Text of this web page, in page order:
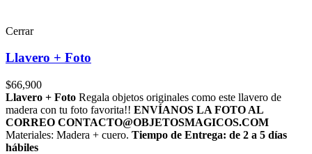
Cerrar
Llavero + Foto
$66,900
Llavero + Foto Regala objetos originales como este llavero de
madera con tu foto favorita!! ENVÍANOS LA FOTO AL
CORREO CONTACTO@OBJETOSMAGICOS.COM
Materiales: Madera + cuero. Tiempo de Entrega: de 2 a 5 días
hábiles